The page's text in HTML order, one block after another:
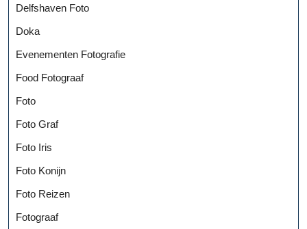
Delfshaven Foto
Doka
Evenementen Fotografie
Food Fotograaf
Foto
Foto Graf
Foto Iris
Foto Konijn
Foto Reizen
Fotograaf